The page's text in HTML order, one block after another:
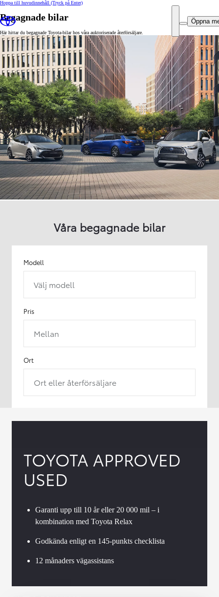
Hoppa till huvudinnehåll (Tryck på Enter)
Öppna
Begagnade bilar
Här hittar du begagnade Toyota-bilar hos våra auktoriserade återförsäljare.
Våra begagnade bilar
Modell
Välj modell
Pris
Mellan
Ort
Ort eller återförsäljare
TOYOTA APPROVED
USED
Garanti upp till 10 år eller 20 000 mil – i
kombination med Toyota Relax
Godkända enligt en 145-punkts checklista
12 månaders vägassistans